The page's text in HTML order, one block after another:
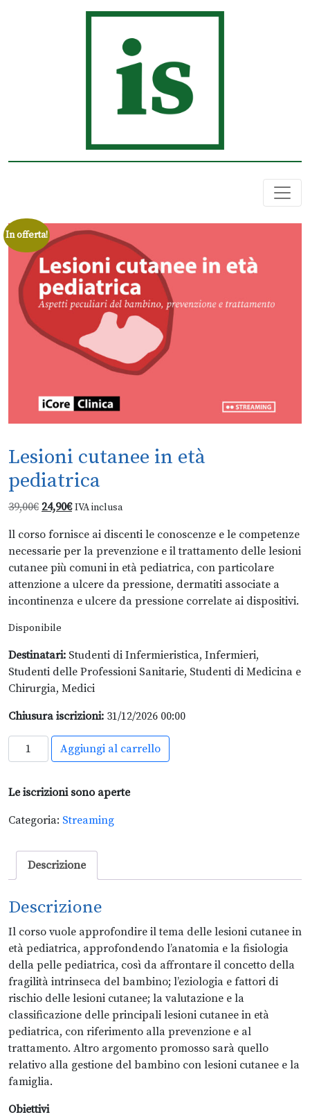
In offerta!
Lesioni cutanee in età
pediatrica
39,00€ Il
originale
era:
39,00€.
24,90€Il
attuale
è:
24,90€.
IVA inclusa
ll corso fornisce ai discenti le conoscenze e le competenze
necessarie per la prevenzione e il trattamento delle lesioni
cutanee più comuni in età pediatrica, con particolare
attenzione a ulcere da pressione, dermatiti associate a
incontinenza e ulcere da pressione correlate ai dispositivi.
Disponibile
Destinatari: Studenti di Infermieristica, Infermieri,
Studenti delle Professioni Sanitarie, Studenti di Medicina e
Chirurgia, Medici
Chiusura iscrizioni: 31/12/2026 00:00
Lesioni
cutanee
età
quantità
Aggiungi al carrello
Le iscrizioni sono aperte
Categoria: Streaming
Descrizione
Descrizione
Il corso vuole approfondire il tema delle lesioni cutanee in
età pediatrica, approfondendo l’anatomia e la fisiologia
della pelle pediatrica, così da affrontare il concetto della
fragilità intrinseca del bambino; l’eziologia e fattori di
rischio delle lesioni cutanee; la valutazione e la
classificazione delle principali lesioni cutanee in età
pediatrica, con riferimento alla prevenzione e al
trattamento. Altro argomento promosso sarà quello
relativo alla gestione del bambino con lesioni cutanee e la
famiglia.
Obiettivi